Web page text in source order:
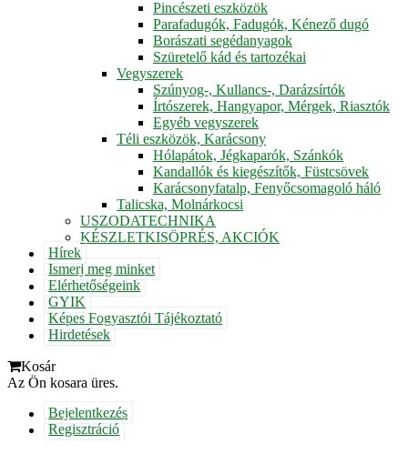
Pincészeti eszközök
Parafadugók, Fadugók, Kénező dugó
Borászati segédanyagok
Szüretelő kád és tartozékai
Vegyszerek
Szúnyog-, Kullancs-, Darázsírtók
Írtószerek, Hangyapor, Mérgek, Riasztók
Egyéb vegyszerek
Téli eszközök, Karácsony
Hólapátok, Jégkaparók, Szánkók
Kandallók és kiegészítők, Füstcsövek
Karácsonyfatalp, Fenyőcsomagoló háló
Talicska, Molnárkocsi
USZODATECHNIKA
KÉSZLETKISÖPRÉS, AKCIÓK
Hírek
Ismerj meg minket
Elérhetőségeink
GYIK
Képes Fogyasztói Tájékoztató
Hirdetések
Kosár
Az Ön kosara üres.
Bejelentkezés
Regisztráció